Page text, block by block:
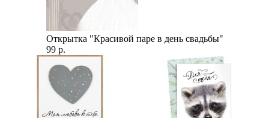
Открытка "Красивой паре в день свадьбы"
99 р.